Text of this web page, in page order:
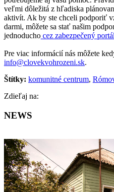
veľmi dôležitá z hľadiska
aktivít. Ak by ste chceli podporiť
darmi, môžete sa stať našim
jednoducho cez zabezpečený
Pre viac informácií nás môžete
info@clovekvohrozeni.sk.
Štítky: komunitné centrum,
Zdieľaj na:
NEWS